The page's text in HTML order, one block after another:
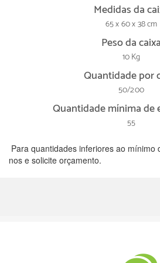
Medidas da
65 x 60 x 38 cm
Peso da caixa
10 Kg
Quantidade por
50/200
Quantidade mínima de
55
Para quantidades inferiores ao mínimo
nos e solicite orçamento.